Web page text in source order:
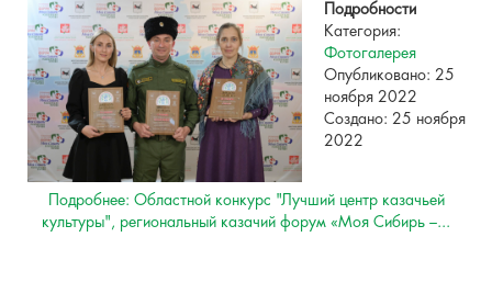
Подробности
Категория:
Фотогалерея
Опубликовано: 25
ноября 2022
Создано: 25 ноября
2022
Подробнее: Областной конкурс "Лучший центр казачьей
культуры", региональный казачий форум «Моя Сибирь –...